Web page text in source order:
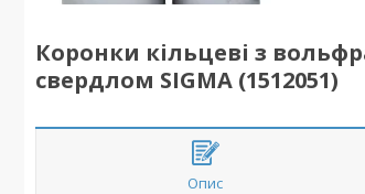
Коронки кільцеві з
свердлом SIGMA (1512051)
Опис